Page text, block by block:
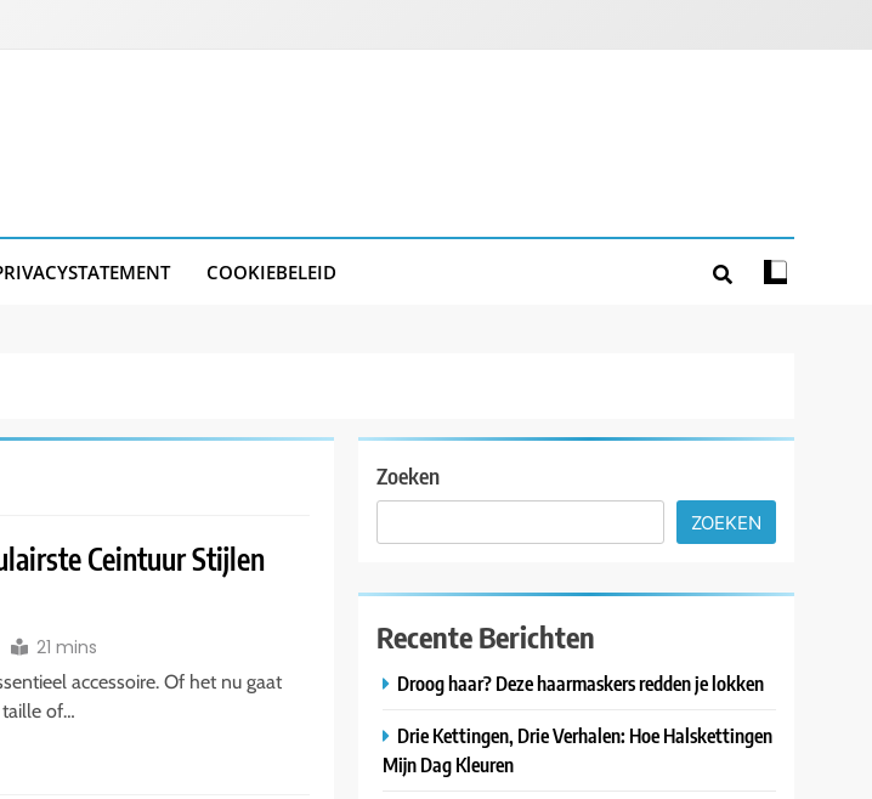
COOKIEBELEID
Ceintuur Stijlen
21 mins
accessoire. Of het nu gaat
of…
Zoeken
ZOEKEN
Recente Berichten
Droog haar? Deze haarmaskers redden je lokken
Drie Kettingen, Drie Verhalen: Hoe Halskettingen
Mijn Dag Kleuren